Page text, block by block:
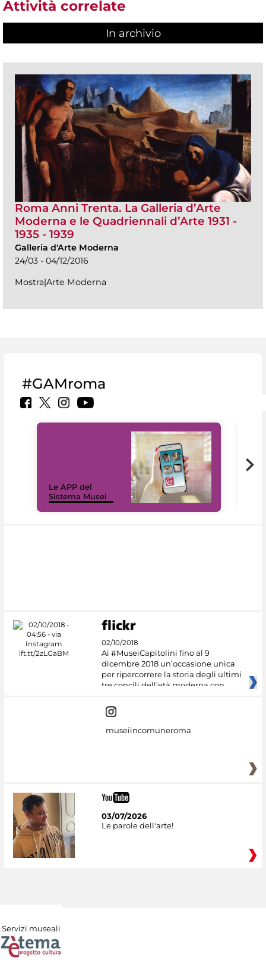
Attività correlate
In archivio
Roma Anni Trenta. La Galleria d’Arte
Moderna e le Quadriennali d’Arte 1931 -
1935 - 1939
Galleria d'Arte Moderna
24/03 - 04/12/2016
Mostra|Arte Moderna
#GAMroma
Le APP del
Sistema Musei
02/10/2018
Ai #MuseiCapitolini fino al 9
dicembre 2018 un’occasione unica
per ripercorrere la storia degli ultimi
tre concili dell’età moderna con
museiincomuneroma
03/07/2026
Le parole dell'arte!
Servizi museali